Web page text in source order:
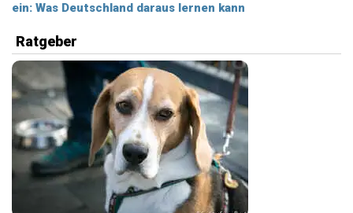
ein: Was Deutschland daraus lernen kann
Ratgeber